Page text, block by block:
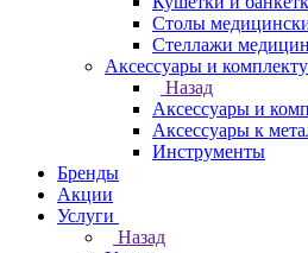
Столы
Стеллажи
Аксессуары и
Назад
Аксессуары и
Аксессуары к
Инструменты
Бренды
Акции
Услуги
Назад